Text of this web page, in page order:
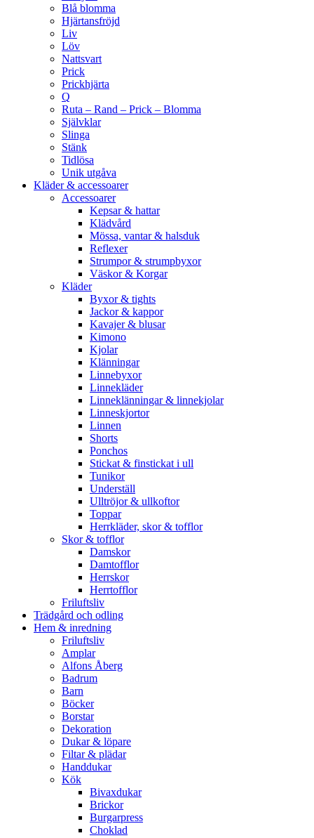
Blå blomma
Hjärtansfröjd
Liv
Löv
Nattsvart
Prick
Prickhjärta
Q
Ruta – Rand – Prick – Blomma
Självklar
Slinga
Stänk
Tidlösa
Unik utgåva
Kläder & accessoarer
Accessoarer
Kepsar & hattar
Klädvård
Mössa, vantar & halsduk
Reflexer
Strumpor & strumpbyxor
Väskor & Korgar
Kläder
Byxor & tights
Jackor & kappor
Kavajer & blusar
Kimono
Kjolar
Klänningar
Linnebyxor
Linnekläder
Linneklänningar & linnekjolar
Linneskjortor
Linnen
Shorts
Ponchos
Stickat & finstickat i ull
Tunikor
Underställ
Ulltröjor & ullkoftor
Toppar
Herrkläder, skor & tofflor
Skor & tofflor
Damskor
Damtofflor
Herrskor
Herrtofflor
Friluftsliv
Trädgård och odling
Hem & inredning
Friluftsliv
Amplar
Alfons Åberg
Badrum
Barn
Böcker
Borstar
Dekoration
Dukar & löpare
Filtar & plädar
Handdukar
Kök
Bivaxdukar
Brickor
Burgarpress
Choklad